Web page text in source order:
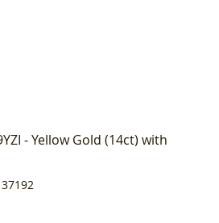
- Yellow Gold (14ct) with